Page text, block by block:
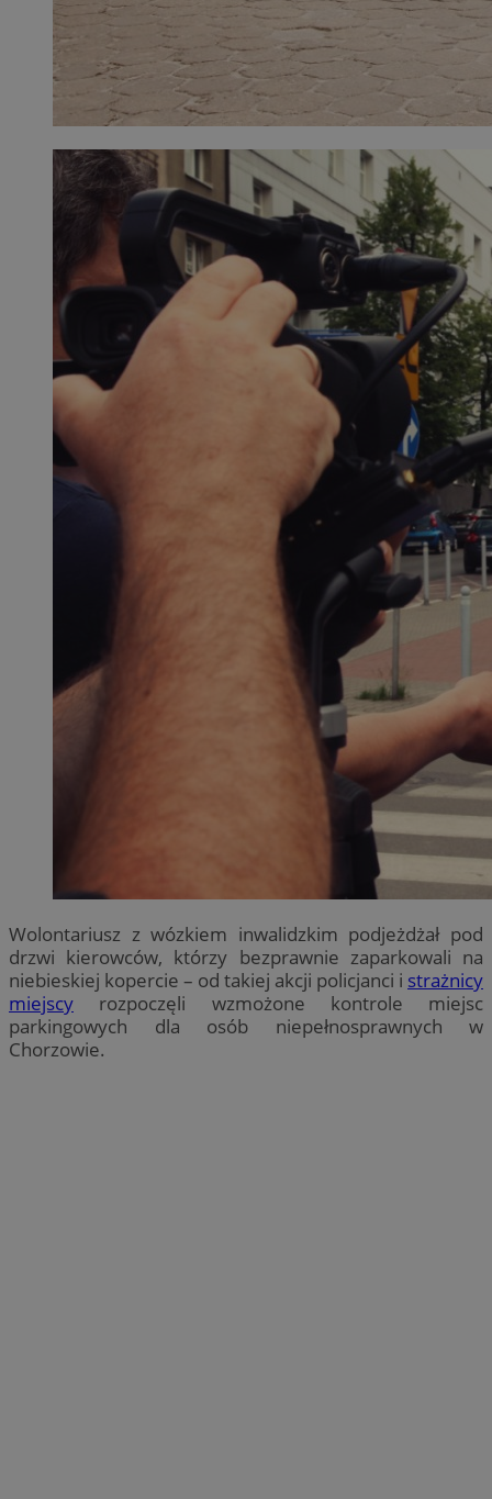
Wolontariusz z wózkiem inwalidzkim podjeżdżał pod
drzwi kierowców, którzy bezprawnie zaparkowali na
niebieskiej kopercie – od takiej akcji policjanci i strażnicy
miejscy rozpoczęli wzmożone kontrole miejsc
parkingowych dla osób niepełnosprawnych w
Chorzowie.